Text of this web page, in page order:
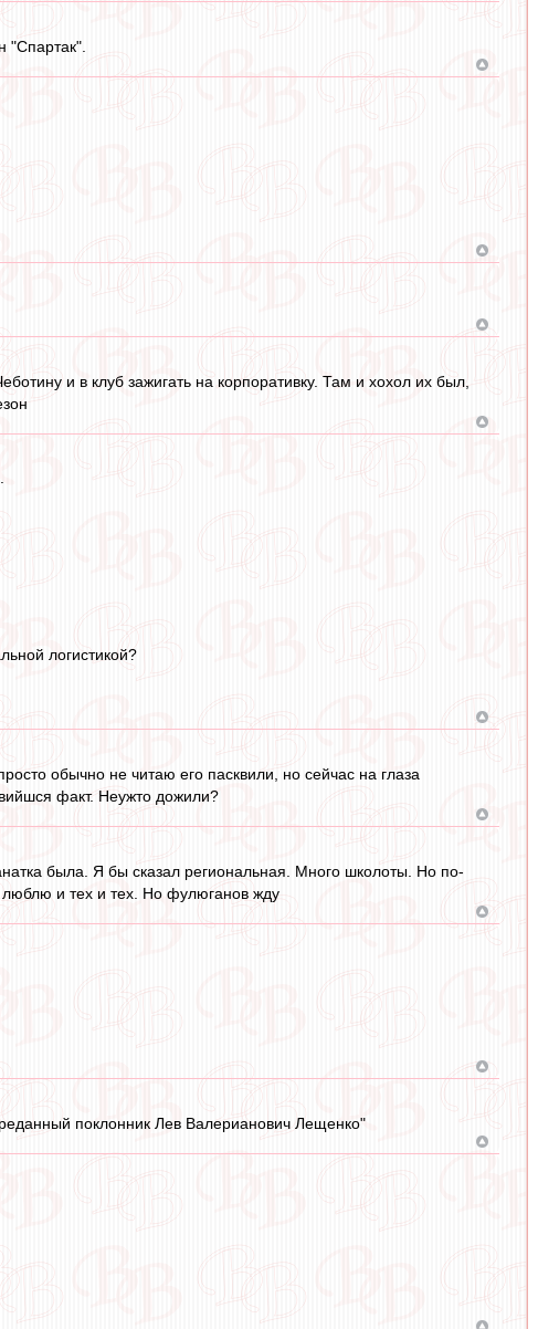
"Спартак".
и в клуб зажигать на корпоративку. Там и хохол их был,
логистикой?
обычно не читаю его пасквили, но сейчас на глаза
факт. Неужто дожили?
была. Я бы сказал региональная. Много школоты. Но по-
люблю и тех и тех. Но фулюганов жду
поклонник Лев Валерианович Лещенко"